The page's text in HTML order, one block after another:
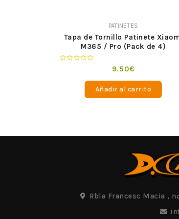
PATINETES
Tapa de Tornillo Patinete
M365 / Pro (Pack de 4)
9.50€
Añadir al carrito
Rbla Francesc Macia ,